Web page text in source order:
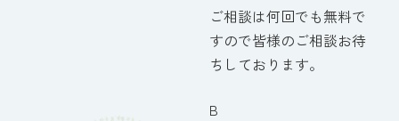
ご相談は何回でも無料で
すので皆様のご相談お待
ちしております。
B